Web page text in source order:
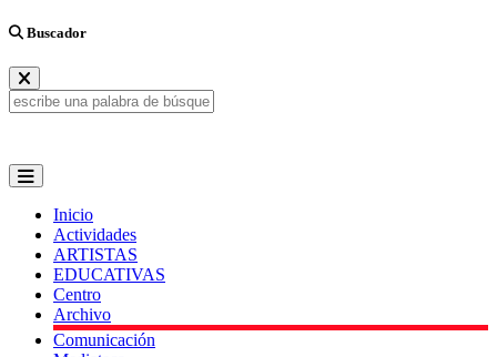
Buscador
Inicio
Actividades
ARTISTAS
EDUCATIVAS
Centro
Archivo
Comunicación